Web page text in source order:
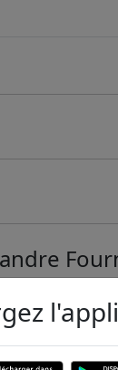
moins de 1km